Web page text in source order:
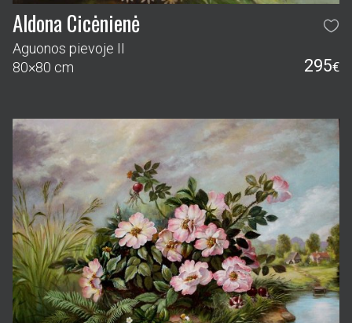
Aldona Cicėnienė
Aguonos pievoje II
80×80 cm
295€